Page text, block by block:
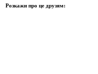
Розкажи про це друзям: